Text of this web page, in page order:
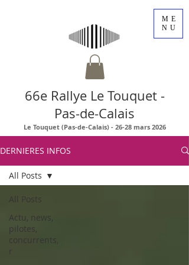
ME
NU
66e Rallye Le Touquet -
Pas-de-Calais
Le Touquet (Pas-de-Calais) - 26-28 mars 2026
DERNIERES INFOS
All Posts
Actu, news,
pilotes,
concurrents,
r
All Posts